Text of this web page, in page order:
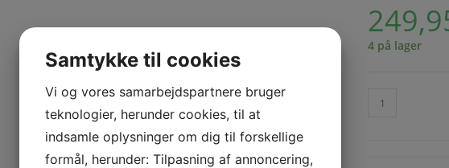
4 på lager
Samtykke til cookies
Vi og vores samarbejdspartnere bruger
teknologier, herunder cookies, til at
indsamle oplysninger om dig til forskellige
formål, herunder: Tilpasning af annoncering,